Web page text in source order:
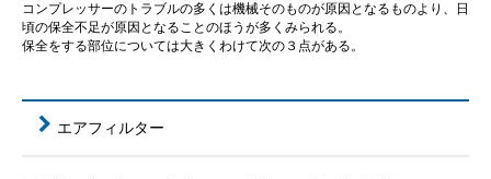
コンプレッサーのトラブルの多くは機械そのものが原因となるものより、日
頃の保全不足が原因となることのほうが多くみられる。
保全をする部位については大きくわけて次の３点がある。
エアフィルター